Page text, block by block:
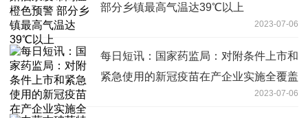
部分乡镇最高气温达39℃以上
2023-07-06
每日短讯：国家药监局：对附条件上市和
紧急使用的新冠疫苗在产企业实施全覆盖
2023-07-06